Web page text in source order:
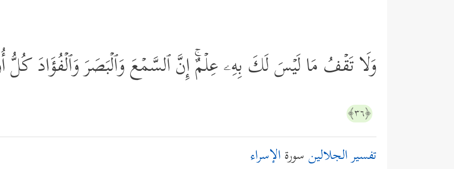
وَلَا تَقۡفُ مَا لَیۡسَ لَكَ بِهِۦ عِلۡمٌۚ إِنَّ ٱلسَّمۡعَ وَٱلۡبَصَرَ وَٱلۡفُؤَادَ كُلُّ
﴿٣٦﴾
تفسير الجلالين سورةالإسراء